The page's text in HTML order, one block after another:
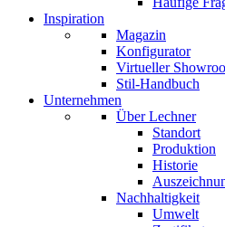
Inspiration
Magazin
Konfigurator
Virtueller
Stil-Handbuch
Unternehmen
Über Lechner
Standort
Produktion
Historie
Nachhaltigkeit
Umwelt